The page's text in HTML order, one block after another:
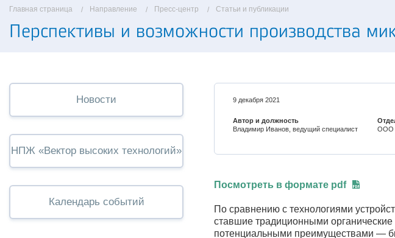
Главная страница Направление Пресс-центр Статьи и публикации
Перспективы и возможности производства
Новости
НПЖ «Вектор высоких технологий»
Календарь событий
9 декабря 2021
Автор и должность
Владимир Иванов, ведущий специалист
ООО
Посмотреть в формате pdf
По сравнению с технологиями
ставшие традиционными
потенциальными преимуществами —